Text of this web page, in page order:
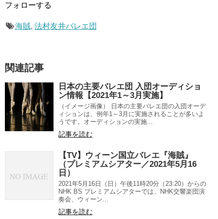
フォローする
海賊, 法村友井バレエ団
関連記事
日本の主要バレエ団 入団オーディショ
ン情報【2021年1～3月実施】
（イメージ画像） 日本の主要バレエ団の入団オーデ
ィションは、例年1～3月に実施されることが多いよ
うです。オーディションの実施...
記事を読む
【TV】ウィーン国立バレエ『海賊』
（プレミアムシアター／2021年5月16
日）
2021年5月16日（日）午後11時20分（23:20）からの
NHK BS プレミアムシアターでは、NHK交響楽団演
奏会、ウィーン...
記事を読む